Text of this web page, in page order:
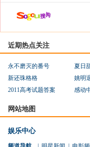
近期热点关注
永不磨灭的番号 夏日
新还珠格格
姚明
2011高考试题答案
感动
网站地图
娱乐中心